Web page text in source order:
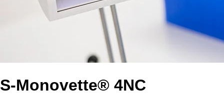
S-Monovette® 4NC